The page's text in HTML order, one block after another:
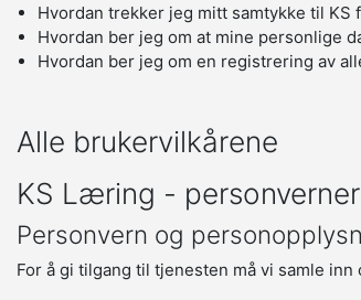
Hvordan trekker jeg mitt samtykke til KS
Hvordan ber jeg om at mine personlige
Hvordan ber jeg om en registrering av
Alle brukervilkårene
KS Læring -
Personvern og
For å gi tilgang til tjenesten må vi samle